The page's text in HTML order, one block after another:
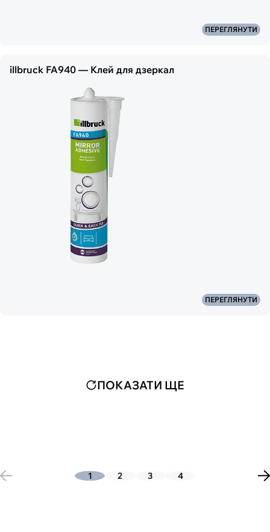
ПЕРЕГЛЯНУТИ
illbruck FA940 — Клей для дзеркал
ПЕРЕГЛЯНУТИ
ПОКАЗАТИ ЩЕ
1 2 3 4